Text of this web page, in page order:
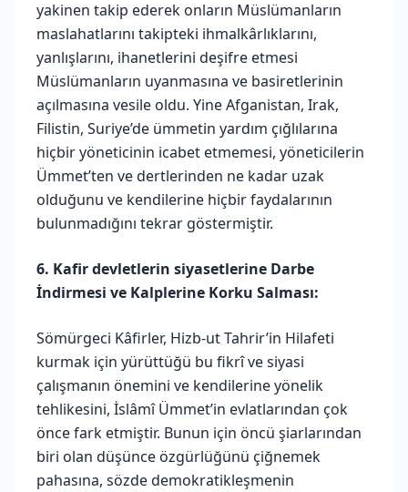
yakinen takip ederek onların Müslümanların
maslahatlarını takipteki ihmalkârlıklarını,
yanlışlarını, ihanetlerini deşifre etmesi
Müslümanların uyanmasına ve basiretlerinin
açılmasına vesile oldu. Yine Afganistan, Irak,
Filistin, Suriye’de ümmetin yardım çığlılarına
hiçbir yöneticinin icabet etmemesi, yöneticilerin
Ümmet’ten ve dertlerinden ne kadar uzak
olduğunu ve kendilerine hiçbir faydalarının
bulunmadığını tekrar göstermiştir.
6. Kafir devletlerin siyasetlerine Darbe
İndirmesi ve Kalplerine Korku Salması:
Sömürgeci Kâfirler, Hizb-ut Tahrir’in Hilafeti
kurmak için yürüttüğü bu fikrî ve siyasi
çalışmanın önemini ve kendilerine yönelik
tehlikesini, İslâmî Ümmet’in evlatlarından çok
önce fark etmiştir. Bunun için öncü şiarlarından
biri olan düşünce özgürlüğünü çiğnemek
pahasına, sözde demokratikleşmenin